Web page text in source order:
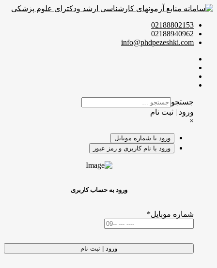
02188802153
02188940962
info@phdpezeshki.com
جستجو
ورود | ثبت نام
×
ورود با شماره موبایل
ورود با نام کاربری و رمز عبور
ورود به حساب کاربری
شماره موبایل*
ورود | ثبت نام